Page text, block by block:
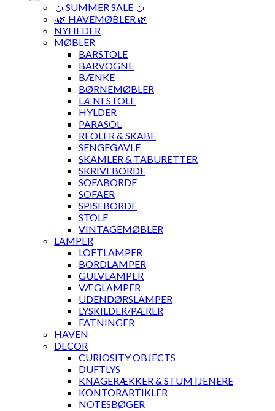
🍊 SUMMER SALE 🍊
·🌿 HAVEMØBLER 🌿
NYHEDER
MØBLER
BARSTOLE
BARVOGNE
BÆNKE
BØRNEMØBLER
LÆNESTOLE
HYLDER
PARASOL
REOLER & SKABE
SENGEGAVLE
SKAMLER & TABURETTER
SKRIVEBORDE
SOFABORDE
SOFAER
SPISEBORDE
STOLE
VINTAGEMØBLER
LAMPER
LOFTLAMPER
BORDLAMPER
GULVLAMPER
VÆGLAMPER
UDENDØRSLAMPER
LYSKILDER/PÆRER
FATNINGER
HAVEN
DECOR
CURIOSITY OBJECTS
DUFTLYS
KNAGERÆKKER & STUMTJENERE
KONTORARTIKLER
NOTESBØGER